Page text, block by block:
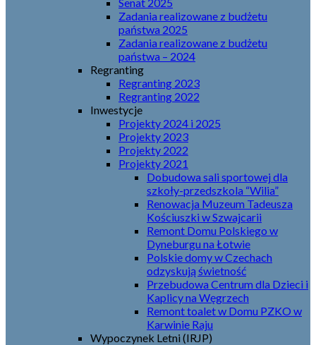
Zadania realizowane z budżetu
państwa 2025
Zadania realizowane z budżetu
państwa – 2024
Regranting
Regranting 2023
Regranting 2022
Inwestycje
Projekty 2024 i 2025
Projekty 2023
Projekty 2022
Projekty 2021
Dobudowa sali sportowej dla
szkoły-przedszkola “Wilia”
Renowacja Muzeum Tadeusza
Kościuszki w Szwajcarii
Remont Domu Polskiego w
Dyneburgu na Łotwie
Polskie domy w Czechach
odzyskują świetność
Przebudowa Centrum dla Dzieci i
Kaplicy na Węgrzech
Remont toalet w Domu PZKO w
Karwinie Raju
Wypoczynek Letni (IRJP)